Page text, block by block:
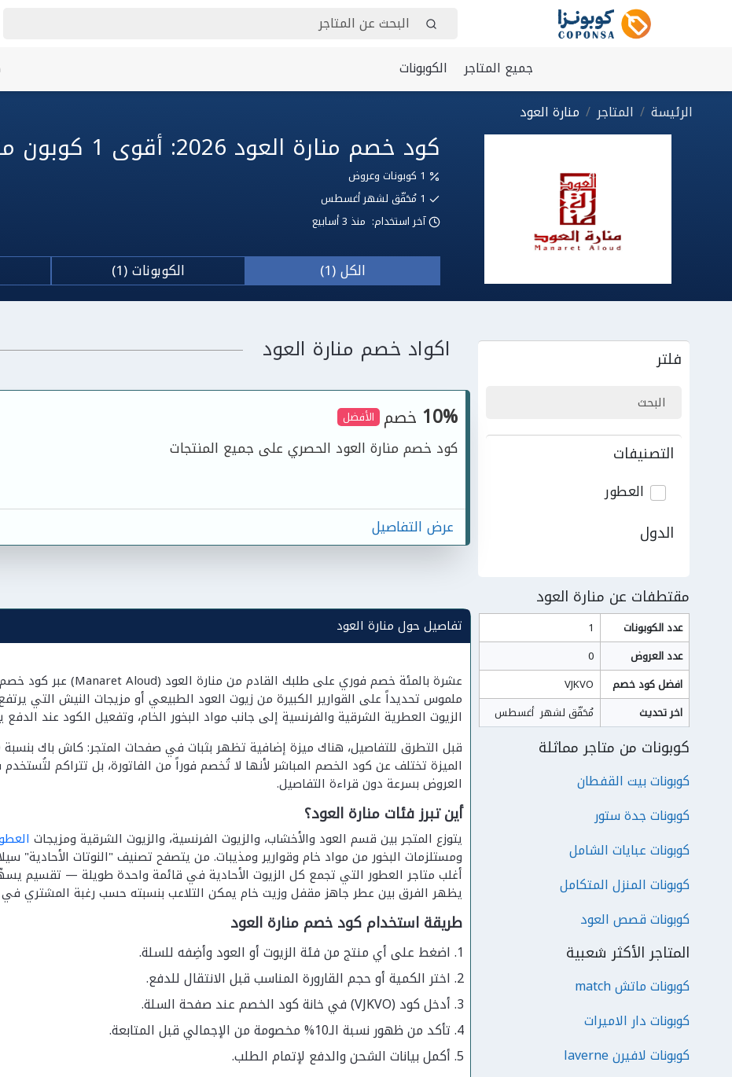
جميع المتاجر الكوبونات
الرئيسة
المتاجر منارة العود
كود خصم منارة العود 2026: أقوى 1 كوبون منارة العود
مُحَقّق لشهر أغسطس
آخر استخدام: منذ 3 أسابيع
الكل (1) الكوبونات (1)
فلتر
التصنيفات
العطور
الدول
مقتطفات عن منارة العود
عدد الكوبونات
1
عدد العروض
0
افضل كود خصم
VJKVO
اخر تحديث
مُحَقّق لشهر  أغسطس
كوبونات من متاجر مماثلة
كوبونات بيت القفطان
كوبونات جدة ستور
كوبونات عبايات الشامل
كوبونات المنزل المتكامل
كوبونات قصص العود
المتاجر الأكثر شعبية
كوبونات ماتش match
كوبونات دار الاميرات
كوبونات لافيرن laverne
اكواد خصم منارة العود
10% خصم الأفضل
كود خصم منارة العود الحصري على جميع المنتجات
عرض التفاصيل
تفاصيل حول منارة العود
ملموس تحديداً على القوارير الكبيرة من زيوت العود الطبيعي أو مزيجات النيش التي
الزيوت العطرية الشرقية والفرنسية إلى جانب مواد البخور الخام، وتفعيل الكود عند
الميزة تختلف عن كود الخصم المباشر لأنها لا تُخصم فوراً من الفاتورة، بل تتراكم
العروض بسرعة دون قراءة التفاصيل.
أين تبرز فئات منارة العود؟
يتوزع المتجر بين قسم العود والأخشاب، والزيوت الفرنسية، والزيوت الشرقية ومزيجات
ومستلزمات البخور من مواد خام وقوارير ومذيبات. من يتصفح تصنيف "النوتات الأحادية"
أغلب متاجر العطور التي تجمع كل الزيوت الأحادية في قائمة واحدة طويلة — تقسيم
يظهر الفرق بين عطر جاهز مقفل وزيت خام يمكن التلاعب بنسبته حسب رغبة المشتري في
طريقة استخدام كود خصم منارة العود
اضغط على أي منتج من فئة الزيوت أو العود وأضِفه للسلة.
اختر الكمية أو حجم القارورة المناسب قبل الانتقال للدفع.
أدخل كود (VJKVO) في خانة كود الخصم عند صفحة السلة.
تأكد من ظهور نسبة الـ10% مخصومة من الإجمالي قبل المتابعة.
أكمل بيانات الشحن والدفع لإتمام الطلب.